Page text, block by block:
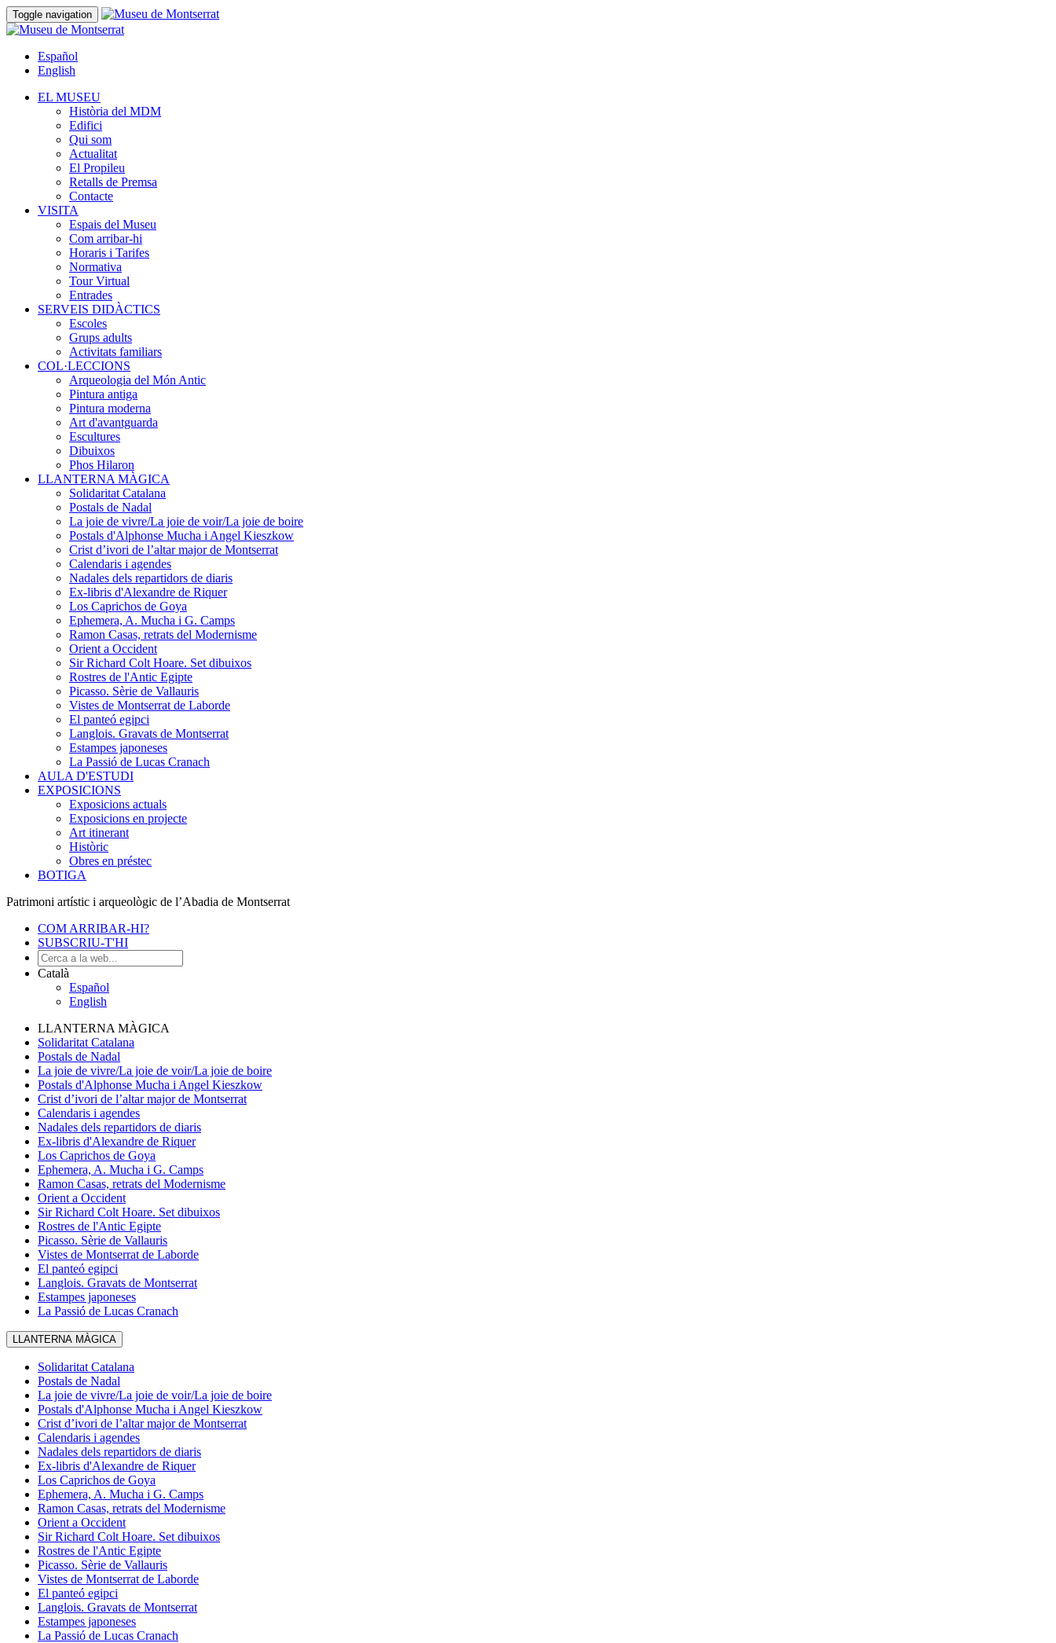
Toggle navigation
Español
English
EL MUSEU
Història del MDM
Edifici
Qui som
Actualitat
El Propileu
Retalls de Premsa
Contacte
VISITA
Espais del Museu
Com arribar-hi
Horaris i Tarifes
Normativa
Tour Virtual
Entrades
SERVEIS DIDÀCTICS
Escoles
Grups adults
Activitats familiars
COL·LECCIONS
Arqueologia del Món Antic
Pintura antiga
Pintura moderna
Art d'avantguarda
Escultures
Dibuixos
Phos Hilaron
LLANTERNA MÀGICA
Solidaritat Catalana
Postals de Nadal
La joie de vivre/La joie de voir/La joie de boire
Postals d'Alphonse Mucha i Angel Kieszkow
Crist d’ivori de l’altar major de Montserrat
Calendaris i agendes
Nadales dels repartidors de diaris
Ex-libris d'Alexandre de Riquer
Los Caprichos de Goya
Ephemera, A. Mucha i G. Camps
Ramon Casas, retrats del Modernisme
Orient a Occident
Sir Richard Colt Hoare. Set dibuixos
Rostres de l'Antic Egipte
Picasso. Sèrie de Vallauris
Vistes de Montserrat de Laborde
El panteó egipci
Langlois. Gravats de Montserrat
Estampes japoneses
La Passió de Lucas Cranach
AULA D'ESTUDI
EXPOSICIONS
Exposicions actuals
Exposicions en projecte
Art itinerant
Històric
Obres en préstec
BOTIGA
Patrimoni artístic i arqueològic de l’Abadia de Montserrat
COM ARRIBAR-HI?
SUBSCRIU-T'HI
Català
Español
English
LLANTERNA MÀGICA
Solidaritat Catalana
Postals de Nadal
La joie de vivre/La joie de voir/La joie de boire
Postals d'Alphonse Mucha i Angel Kieszkow
Crist d’ivori de l’altar major de Montserrat
Calendaris i agendes
Nadales dels repartidors de diaris
Ex-libris d'Alexandre de Riquer
Los Caprichos de Goya
Ephemera, A. Mucha i G. Camps
Ramon Casas, retrats del Modernisme
Orient a Occident
Sir Richard Colt Hoare. Set dibuixos
Rostres de l'Antic Egipte
Picasso. Sèrie de Vallauris
Vistes de Montserrat de Laborde
El panteó egipci
Langlois. Gravats de Montserrat
Estampes japoneses
La Passió de Lucas Cranach
LLANTERNA MÀGICA
Solidaritat Catalana
Postals de Nadal
La joie de vivre/La joie de voir/La joie de boire
Postals d'Alphonse Mucha i Angel Kieszkow
Crist d’ivori de l’altar major de Montserrat
Calendaris i agendes
Nadales dels repartidors de diaris
Ex-libris d'Alexandre de Riquer
Los Caprichos de Goya
Ephemera, A. Mucha i G. Camps
Ramon Casas, retrats del Modernisme
Orient a Occident
Sir Richard Colt Hoare. Set dibuixos
Rostres de l'Antic Egipte
Picasso. Sèrie de Vallauris
Vistes de Montserrat de Laborde
El panteó egipci
Langlois. Gravats de Montserrat
Estampes japoneses
La Passió de Lucas Cranach